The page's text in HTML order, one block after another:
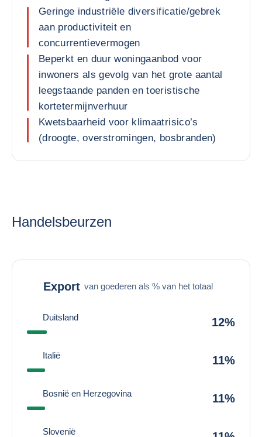
Geringe industriële diversificatie/gebrek
aan productiviteit en
concurrentievermogen
Beperkt en duur woningaanbod voor
inwoners als gevolg van het grote aantal
leegstaande panden en toeristische
kortetermijnverhuur
Kwetsbaarheid voor klimaatrisico’s
(droogte, overstromingen, bosbranden)
Handelsbeurzen
Export van goederen als % van het totaal
Duitsland 12%
Italië 11%
Bosnië en Herzegovina 11%
Slovenië